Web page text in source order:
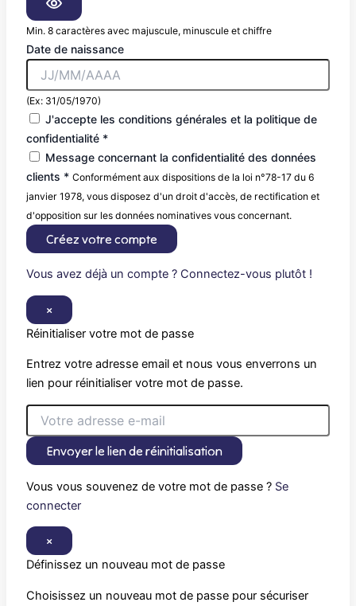
Min. 8 caractères avec majuscule, minuscule et chiffre
Date de naissance
(Ex: 31/05/1970)
J'accepte les conditions générales et la politique de
confidentialité *
Message concernant la confidentialité des données
clients * Conformément aux dispositions de la loi n°78-17 du 6
janvier 1978, vous disposez d'un droit d'accès, de rectification et
d'opposition sur les données nominatives vous concernant.
Créez votre compte
Vous avez déjà un compte ? Connectez-vous plutôt !
×
Réinitialiser votre mot de passe
Entrez votre adresse email et nous vous enverrons un
lien pour réinitialiser votre mot de passe.
Envoyer le lien de réinitialisation
Vous vous souvenez de votre mot de passe ? Se
connecter
×
Définissez un nouveau mot de passe
Choisissez un nouveau mot de passe pour sécuriser